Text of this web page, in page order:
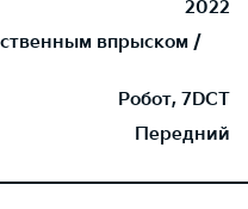
2022
впрыском /
Робот, 7DCT
Передний